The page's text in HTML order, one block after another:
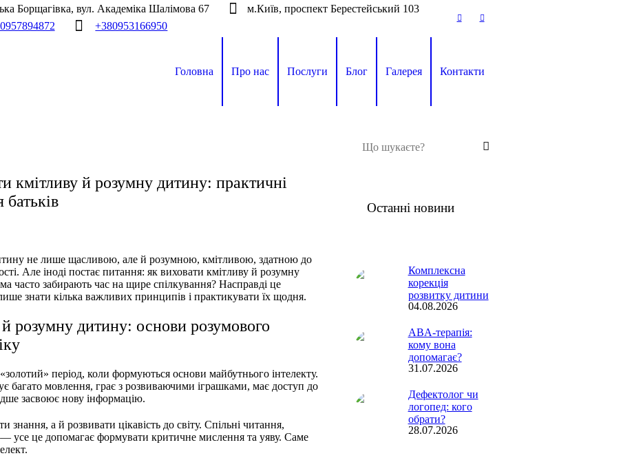
Борщагівка, вул. Академіка Шалімова 67
м.Київ, проспект Берестейський 103
+380953166950
Головна Про нас Послуги Блог Галерея Контакти
кмітливу й розумну дитину: практичні
не лише щасливою, але й розумною, кмітливою, здатною до
Але іноді постає питання: як виховати кмітливу й розумну
часто забирають час на щире спілкування? Насправді це
знати кілька важливих принципів і практикувати їх щодня.
розумну дитину: основи розумового
період, коли формуються основи майбутнього інтелекту.
багато мовлення, грає з розвиваючими іграшками, має доступ до
засвоює нову інформацію.
знання, а й розвивати цікавість до світу. Спільні читання,
— усе це допомагає формувати критичне мислення та уяву. Саме
Останні новини
Комплексна
корекція
розвитку дитини
04.08.2026
ABA-терапія:
кому вона
допомагає?
31.07.2026
Дефектолог чи
логопед: кого
обрати?
28.07.2026